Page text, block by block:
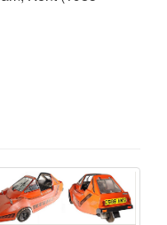
- mientras que un
£.
los compradores
finalizó en 1987.
y menor los